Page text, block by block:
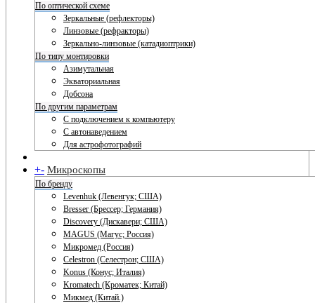
По оптической схеме
Зеркальные (рефлекторы)
Линзовые (рефракторы)
Зеркально-линзовые (катадиоптрики)
По типу монтировки
Азимутальная
Экваториальная
Добсона
По другим параметрам
С подключением к компьютеру
С автонаведением
Для астрофотографий
+- Микроскопы
По бренду
Levenhuk (Левенгук; США)
Bresser (Брессер; Германия)
Discovery (Дискавери; США)
MAGUS (Магус; Россия)
Микромед (Россия)
Celestron (Селестрон; США)
Konus (Конус; Италия)
Kromatech (Кроматек; Китай)
Микмед (Китай.)